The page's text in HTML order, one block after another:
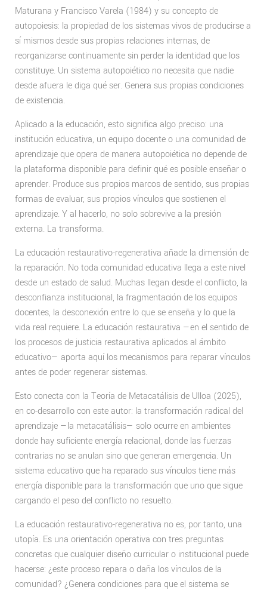
Maturana y Francisco Varela (1984) y su concepto de
autopoiesis: la propiedad de los sistemas vivos de producirse a
sí mismos desde sus propias relaciones internas, de
reorganizarse continuamente sin perder la identidad que los
constituye. Un sistema autopoiético no necesita que nadie
desde afuera le diga qué ser. Genera sus propias condiciones
de existencia.
Aplicado a la educación, esto significa algo preciso: una
institución educativa, un equipo docente o una comunidad de
aprendizaje que opera de manera autopoiética no depende de
la plataforma disponible para definir qué es posible enseñar o
aprender. Produce sus propios marcos de sentido, sus propias
formas de evaluar, sus propios vínculos que sostienen el
aprendizaje. Y al hacerlo, no solo sobrevive a la presión
externa. La transforma.
La educación restaurativo-regenerativa añade la dimensión de
la reparación. No toda comunidad educativa llega a este nivel
desde un estado de salud. Muchas llegan desde el conflicto, la
desconfianza institucional, la fragmentación de los equipos
docentes, la desconexión entre lo que se enseña y lo que la
vida real requiere. La educación restaurativa —en el sentido de
los procesos de justicia restaurativa aplicados al ámbito
educativo— aporta aquí los mecanismos para reparar vínculos
antes de poder regenerar sistemas.
Esto conecta con la Teoría de Metacatálisis de Ulloa (2025),
en co-desarrollo con este autor: la transformación radical del
aprendizaje —la metacatálisis— solo ocurre en ambientes
donde hay suficiente energía relacional, donde las fuerzas
contrarias no se anulan sino que generan emergencia. Un
sistema educativo que ha reparado sus vínculos tiene más
energía disponible para la transformación que uno que sigue
cargando el peso del conflicto no resuelto.
La educación restaurativo-regenerativa no es, por tanto, una
utopía. Es una orientación operativa con tres preguntas
concretas que cualquier diseño curricular o institucional puede
hacerse: ¿este proceso repara o daña los vínculos de la
comunidad? ¿Genera condiciones para que el sistema se